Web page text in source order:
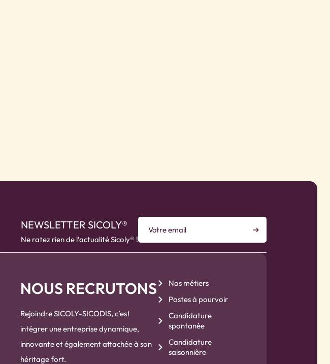
NEWSLETTER SICOLY®
Ne ratez rien de l’actualité Sicoly® !
NOUS RECRUTONS
Rejoindre SICOLY-SICODIS, c’est
intégrer une entreprise dynamique,
innovante et également attachée à son
héritage fort.
Nos métiers
Postes à pourvoir
Candidature
spontanée
Candidature
saisonnière